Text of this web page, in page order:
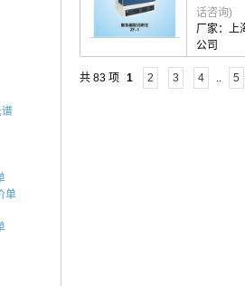
单
话咨询)
厂家： 上
公司
共 83 项 1 2 3 4 .. 5